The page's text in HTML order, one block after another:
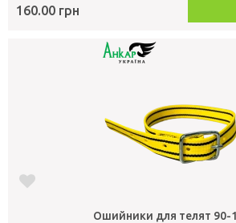
160.00 грн
Ошийники для телят 90-